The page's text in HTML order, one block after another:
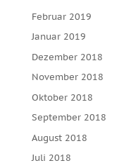
Februar 2019
Januar 2019
Dezember 2018
November 2018
Oktober 2018
September 2018
August 2018
Juli 2018